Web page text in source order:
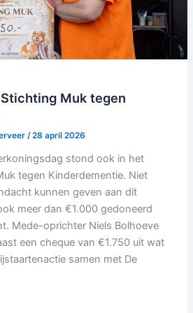
Muk tegen
/28 april 2026
stond ook in het
tegen Kinderdementie. Niet
kunnen geven aan dit
meer dan €1.000 gedoneerd
Mede-oprichter Niels Bolhoeve
een cheque van €1.750 uit wat
samen met De